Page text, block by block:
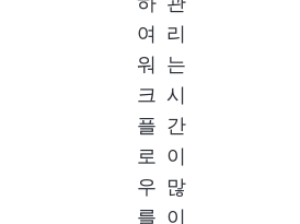
여
워
크
플
로
우
를
리
는
시
간
이
많
이